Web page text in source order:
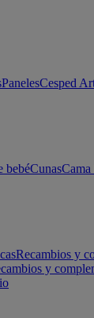
PanelesCesped
bebéCunasCama
Recambios y
y